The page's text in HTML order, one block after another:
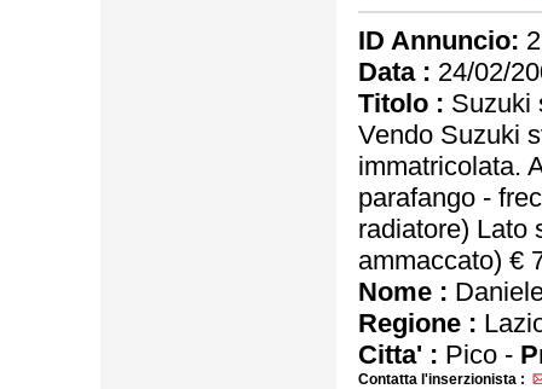
ID Annuncio:
Data : 24/02/
Titolo : Suzuki
Vendo Suzuki
immatricolata.
parafango -
radiatore) Lato
ammaccato) €
Nome :
Regione :
Citta' : Pico -
Contatta l'inserzionista :